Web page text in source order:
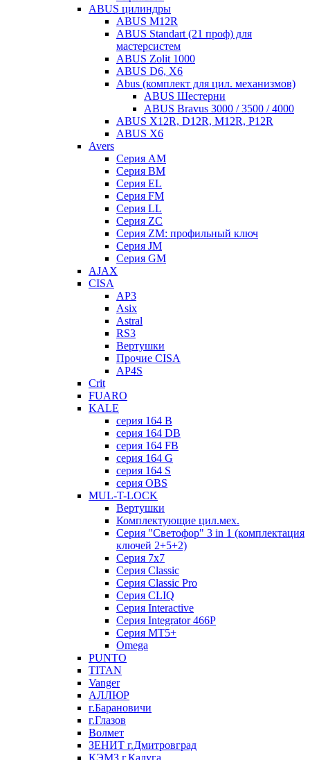
ABUS цилиндры
ABUS M12R
ABUS Standart (21 проф) для
мастерсистем
ABUS Zolit 1000
ABUS D6, X6
Abus (комплект для цил. механизмов)
ABUS Шестерни
ABUS Bravus 3000 / 3500 / 4000
ABUS X12R, D12R, M12R, P12R
ABUS X6
Avers
Серия AM
Серия BM
Серия EL
Серия FM
Серия LL
Серия ZC
Серия ZM: профильный ключ
Серия JM
Серия GM
AJAX
CISA
AP3
Asix
Astral
RS3
Вертушки
Прочие CISA
AP4S
Crit
FUARO
KALE
серия 164 B
серия 164 DB
серия 164 FB
серия 164 G
серия 164 S
серия OBS
MUL-T-LOCK
Вертушки
Комплектующие цил.мех.
Серия "Светофор" 3 in 1 (комплектация
ключей 2+5+2)
Серия 7х7
Серия Classic
Серия Classic Pro
Серия CLIQ
Серия Interactive
Серия Integrator 466P
Серия MT5+
Omega
PUNTO
TITAN
Vanger
АЛЛЮР
г.Барановичи
г.Глазов
Волмет
ЗЕНИТ г.Дмитровград
КЭМЗ г.Калуга